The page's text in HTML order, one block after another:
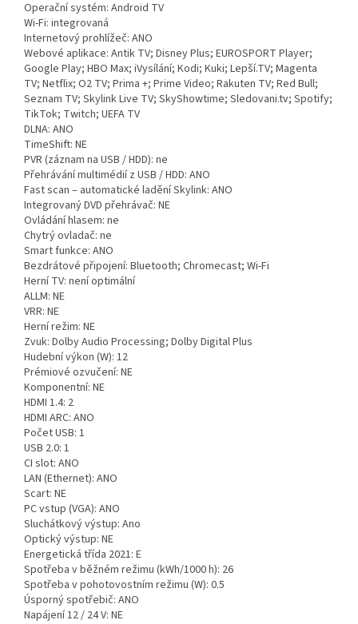
Operační systém: Android TV
Wi-Fi: integrovaná
Internetový prohlížeč: ANO
Webové aplikace: Antik TV; Disney Plus; EUROSPORT Player;
Google Play; HBO Max; iVysílání; Kodi; Kuki; Lepší.TV; Magenta
TV; Netflix; O2 TV; Prima +; Prime Video; Rakuten TV; Red Bull;
Seznam TV; Skylink Live TV; SkyShowtime; Sledovani.tv; Spotify;
TikTok; Twitch; UEFA TV
DLNA: ANO
TimeShift: NE
PVR (záznam na USB / HDD): ne
Přehrávání multimédií z USB / HDD: ANO
Fast scan – automatické ladění Skylink: ANO
Integrovaný DVD přehrávač: NE
Ovládání hlasem: ne
Chytrý ovladač: ne
Smart funkce: ANO
Bezdrátové připojení: Bluetooth; Chromecast; Wi-Fi
Herní TV: není optimální
ALLM: NE
VRR: NE
Herní režim: NE
Zvuk: Dolby Audio Processing; Dolby Digital Plus
Hudební výkon (W): 12
Prémiové ozvučení: NE
Komponentní: NE
HDMI 1.4: 2
HDMI ARC: ANO
Počet USB: 1
USB 2.0: 1
CI slot: ANO
LAN (Ethernet): ANO
Scart: NE
PC vstup (VGA): ANO
Sluchátkový výstup: Ano
Optický výstup: NE
Energetická třída 2021: E
Spotřeba v běžném režimu (kWh/1000 h): 26
Spotřeba v pohotovostním režimu (W): 0.5
Úsporný spotřebič: ANO
Napájení 12 / 24 V: NE